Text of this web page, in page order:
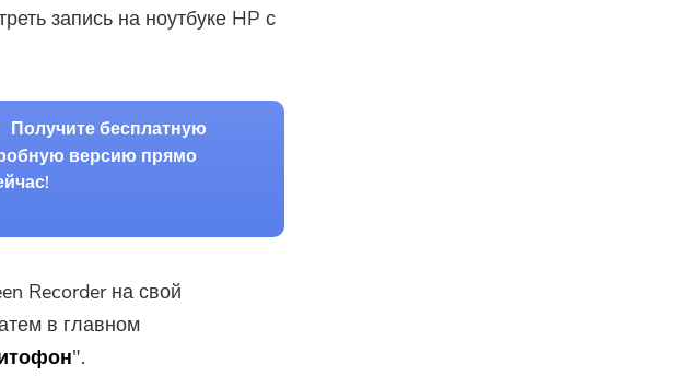
запись на ноутбуке HP с
Получите бесплатную
версию прямо
Recorder на свой
в главном
".